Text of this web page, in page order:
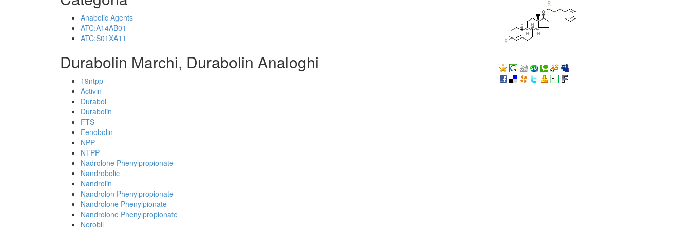
Anabolic Agents
ATC:A14AB01
ATC:S01XA11
Durabolin Marchi, Durabolin Analoghi
19ntpp
Activin
Durabol
Durabolin
FTS
Fenobolin
NPP
NTPP
Nadrolone Phenylpropionate
Nandrobolic
Nandrolin
Nandrolon Phenylpropionate
Nandrolone Phenylpionate
Nandrolone Phenylpropionate
Nerobil